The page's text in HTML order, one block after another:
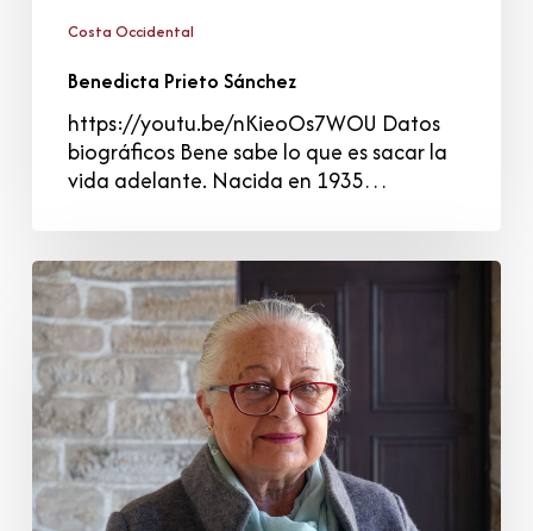
Costa Occidental
Benedicta Prieto Sánchez
https://youtu.be/nKieoOs7WOU Datos
biográficos Bene sabe lo que es sacar la
vida adelante. Nacida en 1935…
Isabel
Elosua
Palacio